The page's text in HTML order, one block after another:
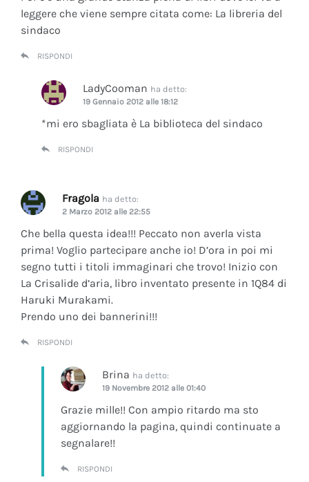
leggere che viene sempre citata come: La libreria del
sindaco
RISPONDI
LadyCooman ha detto:
19 Gennaio 2012 alle 18:12
*mi ero sbagliata è La biblioteca del sindaco
RISPONDI
Fragola ha detto:
2 Marzo 2012 alle 22:55
Che bella questa idea!!! Peccato non averla vista
prima! Voglio partecipare anche io! D’ora in poi mi
segno tutti i titoli immaginari che trovo! Inizio con
La Crisalide d’aria, libro inventato presente in 1Q84 di
Haruki Murakami.
Prendo uno dei bannerini!!!
RISPONDI
Brina ha detto:
19 Novembre 2012 alle 01:40
Grazie mille!! Con ampio ritardo ma sto
aggiornando la pagina, quindi continuate a
segnalare!!
RISPONDI